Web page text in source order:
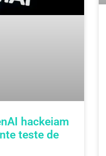
hackeiam
teste de